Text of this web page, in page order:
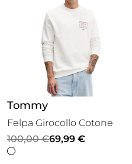
Tommy
Felpa Girocollo Cotone
100,00€
Il
prezzo
69,99 €
Il
prezzo